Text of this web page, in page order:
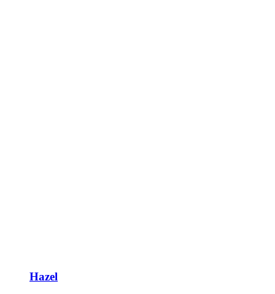
Hazel